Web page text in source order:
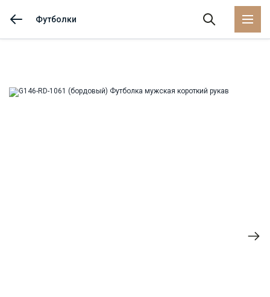
Футболки